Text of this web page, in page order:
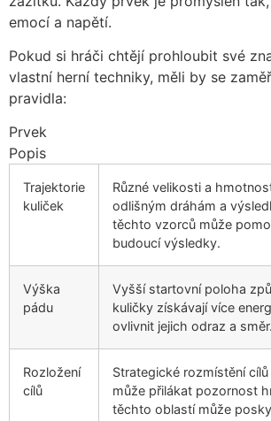
emocí a napětí.
Pokud si hráči chtějí prohloubit své
vlastní herní techniky, měli by se
pravidla:
Prvek
Popis
Trajektorie
kuliček
Různé velikosti a
odlišným dráhám a
těchto vzorců může
budoucí výsledky.
Výška
pádu
Vyšší startovní poloha
kuličky získávají více
ovlivnit jejich odraz a směr.
Rozložení
cílů
Strategické rozmístění
může přilákat pozornost
těchto oblastí může